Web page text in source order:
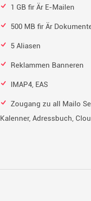
1 GB fir Är E-Mailen
500 MB fir Är
5 Aliasen
Reklammen Banneren
IMAP4, EAS
Zougang zu all Mailo
Kalenner, Adressbuch,